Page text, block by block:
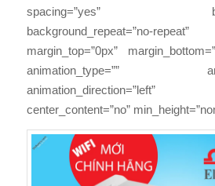
spacing=”yes”
background_repeat=”no-
margin_top=”0px”
animation_type=””
animation_direction=”left”
center_content=”no”